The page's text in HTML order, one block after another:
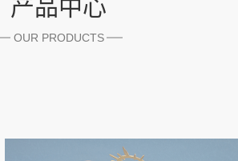
产品中心
OUR PRODUCTS